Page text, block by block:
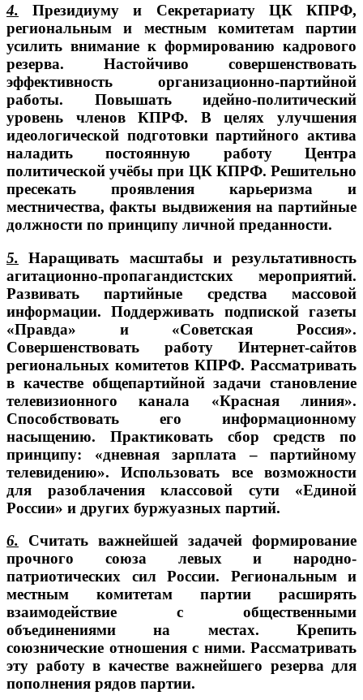
4. Президиуму и Секретариату ЦК КПРФ,
региональным и местным комитетам партии
усилить внимание к формированию кадрового
резерва. Настойчиво совершенствовать
эффективность организационно-партийной
работы. Повышать идейно-политический
уровень членов КПРФ. В целях улучшения
идеологической подготовки партийного актива
наладить постоянную работу Центра
политической учёбы при ЦК КПРФ. Решительно
пресекать проявления карьеризма и
местничества, факты выдвижения на партийные
должности по принципу личной преданности.
5. Наращивать масштабы и результативность
агитационно-пропагандистских мероприятий.
Развивать партийные средства массовой
информации. Поддерживать подпиской газеты
«Правда» и «Советская Россия».
Совершенствовать работу Интернет-сайтов
региональных комитетов КПРФ. Рассматривать
в качестве общепартийной задачи становление
телевизионного канала «Красная линия».
Способствовать его информационному
насыщению. Практиковать сбор средств по
принципу: «дневная зарплата – партийному
телевидению». Использовать все возможности
для разоблачения классовой сути «Единой
России» и других буржуазных партий.
6. Считать важнейшей задачей формирование
прочного союза левых и народно-
патриотических сил России. Региональным и
местным комитетам партии расширять
взаимодействие с общественными
объединениями на местах. Крепить
союзнические отношения с ними. Рассматривать
эту работу в качестве важнейшего резерва для
пополнения рядов партии.